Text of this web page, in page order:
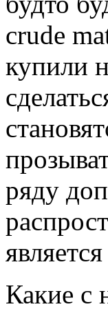
crude
купили
ряду
Какие с